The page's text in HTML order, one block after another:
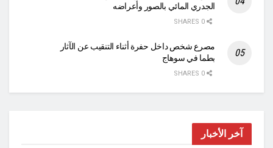
الجدري المائي بالصور وأعراضه
مصرع شخص داخل حفرة أثناء التنقيب عن الآثار
بطما في سوهاج
آخر الأخبار